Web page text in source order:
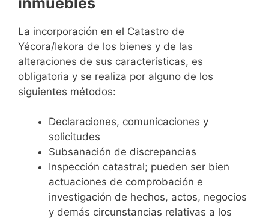
La incorporación en el Catastro de
Yécora/Iekora de los bienes y de las
alteraciones de sus características, es
obligatoria y se realiza por alguno de los
siguientes métodos:
Declaraciones, comunicaciones y
solicitudes
Subsanación de discrepancias
Inspección catastral; pueden ser bien
actuaciones de comprobación e
investigación de hechos, actos, negocios
y demás circunstancias relativas a los